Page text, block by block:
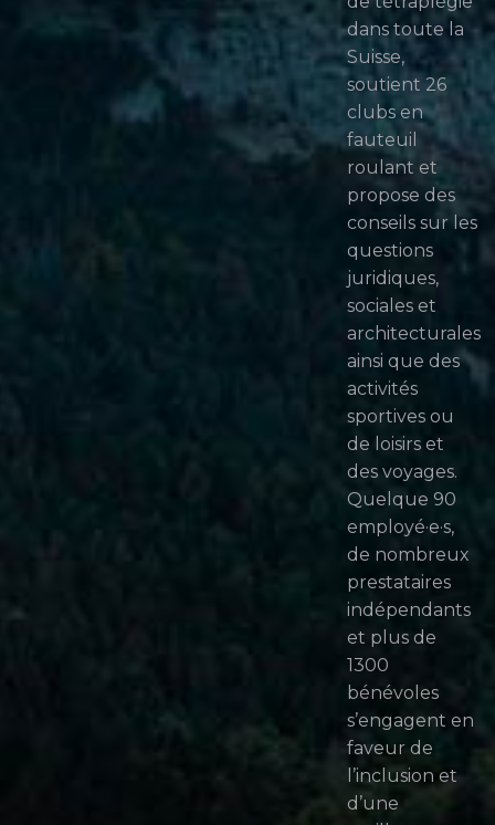
dans toute la
Suisse,
soutient 26
clubs en
fauteuil
roulant et
propose des
conseils sur les
questions
juridiques,
sociales et
architecturales
ainsi que des
activités
sportives ou
de loisirs et
des voyages.
Quelque 90
employé·e·s,
de nombreux
prestataires
indépendants
et plus de
1300
bénévoles
s’engagent en
faveur de
l’inclusion et
d’une